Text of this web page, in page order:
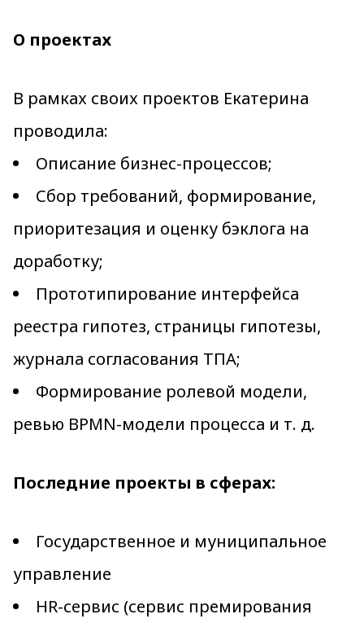
О проектах
В рамках своих проектов Екатерина
проводила:
Описание бизнес-процессов;
Сбор требований, формирование,
приоритезация и оценку бэклога на
доработку;
Прототипирование интерфейса
реестра гипотез, страницы гипотезы,
журнала согласования ТПА;
Формирование ролевой модели,
ревью BPMN-модели процесса и т. д.
Последние проекты в сферах:
Государственное и муниципальное
управление
HR-сервис (сервис премирования